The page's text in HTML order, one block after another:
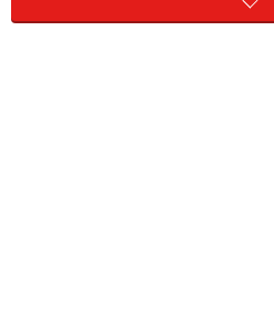
私は、うさぎとの会話は「目」